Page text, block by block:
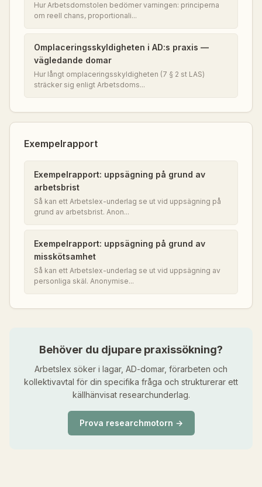
Hur Arbetsdomstolen bedömer varningen: principerna
om reell chans, proportionali...
Omplaceringsskyldigheten i AD:s praxis —
vägledande domar
Hur långt omplaceringsskyldigheten (7 § 2 st LAS)
sträcker sig enligt Arbetsdoms...
Exempelrapport
Exempelrapport: uppsägning på grund av
arbetsbrist
Så kan ett Arbetslex-underlag se ut vid uppsägning på
grund av arbetsbrist. Anon...
Exempelrapport: uppsägning på grund av
misskötsamhet
Så kan ett Arbetslex-underlag se ut vid uppsägning av
personliga skäl. Anonymise...
Behöver du djupare praxissökning?
Arbetslex söker i lagar, AD-domar, förarbeten och
kollektivavtal för din specifika fråga och strukturerar ett
källhänvisat researchunderlag.
Prova researchmotorn →